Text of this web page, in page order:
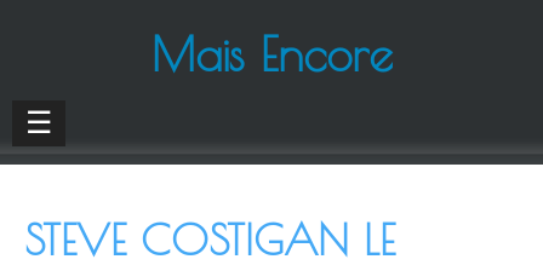
Mais Encore
☰
STEVE COSTIGAN LE